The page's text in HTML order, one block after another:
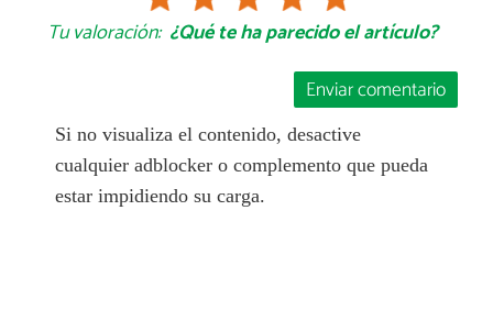
Tu valoración: ¿Qué te ha parecido el artículo?
Enviar comentario
Si no visualiza el contenido, desactive
cualquier adblocker o complemento que pueda
estar impidiendo su carga.